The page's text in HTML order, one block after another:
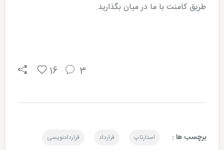
طریق کامنت با ما در میان بگذارید.
16 3
برچسب ها : استارتاپ قرارداد قراردادنویسی